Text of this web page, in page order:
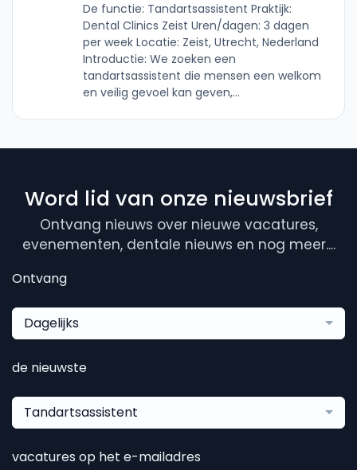
De functie: Tandartsassistent Praktijk:
Dental Clinics Zeist Uren/dagen: 3 dagen
per week Locatie: Zeist, Utrecht, Nederland
Introductie: We zoeken een
tandartsassistent die mensen een welkom
en veilig gevoel kan geven,...
Word lid van onze nieuwsbrief
Ontvang nieuws over nieuwe vacatures,
evenementen, dentale nieuws en nog meer....
Ontvang
Dagelijks
de nieuwste
Tandartsassistent
vacatures op het e-mailadres